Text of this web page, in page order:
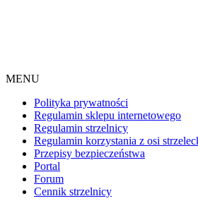
MENU
Polityka prywatności
Regulamin sklepu internetowego
Regulamin strzelnicy
Regulamin korzystania z osi
Przepisy bezpieczeństwa
Portal
Forum
Cennik strzelnicy